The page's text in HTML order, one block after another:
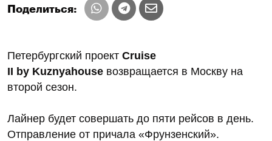
Поделиться:
Петербургский проект Cruise
II by Kuznyahouse возвращается в Москву на
второй сезон.
Лайнер будет совершать до пяти рейсов в день.
Отправление от причала «Фрунзенский».